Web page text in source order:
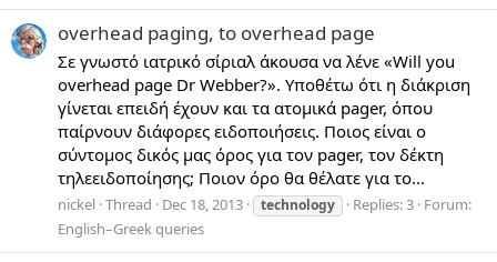
overhead paging, to overhead page
Σε γνωστό ιατρικό σίριαλ άκουσα να λένε «Will you
overhead page Dr Webber?». Υποθέτω ότι η διάκριση
γίνεται επειδή έχουν και τα ατομικά pager, όπου
παίρνουν διάφορες ειδοποιήσεις. Ποιος είναι ο
σύντομος δικός μας όρος για τον pager, τον δέκτη
τηλεειδοποίησης; Ποιον όρο θα θέλατε για το...
nickel Thread Dec 18, 2013 technology Replies: 3 Forum:
English–Greek queries